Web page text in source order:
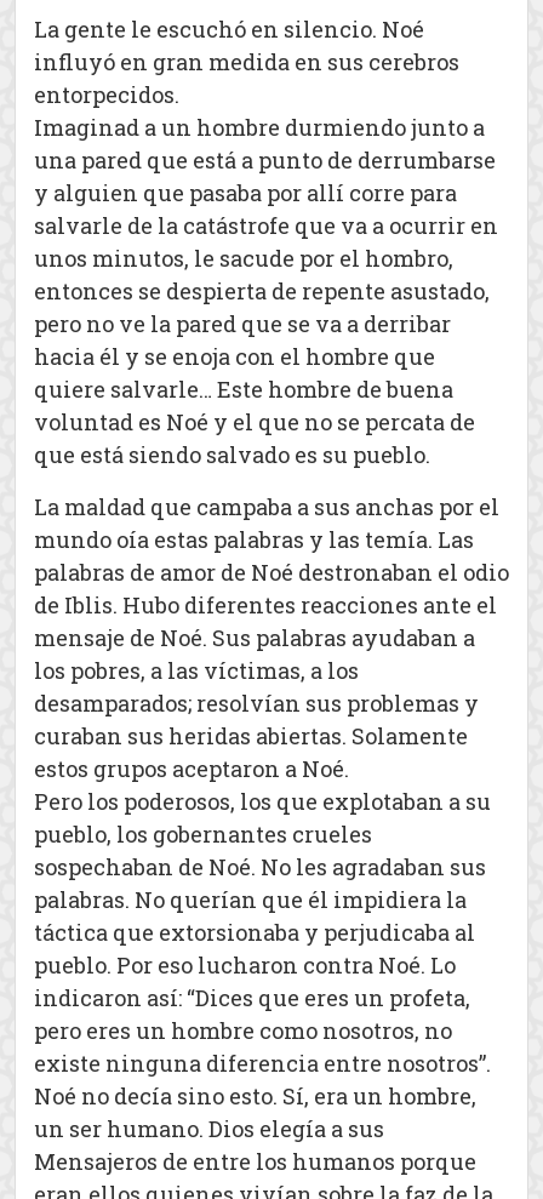
La gente le escuchó en silencio. Noé
influyó en gran medida en sus cerebros
entorpecidos.
Imaginad a un hombre durmiendo junto a
una pared que está a punto de derrumbarse
y alguien que pasaba por allí corre para
salvarle de la catástrofe que va a ocurrir en
unos minutos, le sacude por el hombro,
entonces se despierta de repente asustado,
pero no ve la pared que se va a derribar
hacia él y se enoja con el hombre que
quiere salvarle… Este hombre de buena
voluntad es Noé y el que no se percata de
que está siendo salvado es su pueblo.
La maldad que campaba a sus anchas por el
mundo oía estas palabras y las temía. Las
palabras de amor de Noé destronaban el odio
de Iblis. Hubo diferentes reacciones ante el
mensaje de Noé. Sus palabras ayudaban a
los pobres, a las víctimas, a los
desamparados; resolvían sus problemas y
curaban sus heridas abiertas. Solamente
estos grupos aceptaron a Noé.
Pero los poderosos, los que explotaban a su
pueblo, los gobernantes crueles
sospechaban de Noé. No les agradaban sus
palabras. No querían que él impidiera la
táctica que extorsionaba y perjudicaba al
pueblo. Por eso lucharon contra Noé. Lo
indicaron así: “Dices que eres un profeta,
pero eres un hombre como nosotros, no
existe ninguna diferencia entre nosotros”.
Noé no decía sino esto. Sí, era un hombre,
un ser humano. Dios elegía a sus
Mensajeros de entre los humanos porque